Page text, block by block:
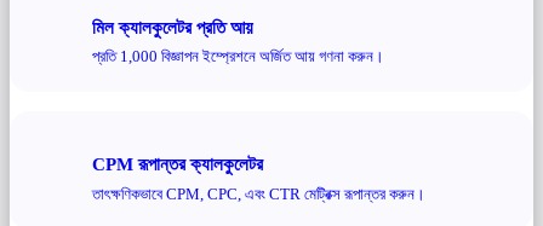
মিল ক্যালকুলেটর প্রতি আয়
প্রতি 1,000 বিজ্ঞাপন ইম্প্রেশনে অর্জিত আয় গণনা করুন।
CPM রূপান্তর ক্যালকুলেটর
তাৎক্ষণিকভাবে CPM, CPC, এবং CTR মেট্রিক্স রূপান্তর করুন।